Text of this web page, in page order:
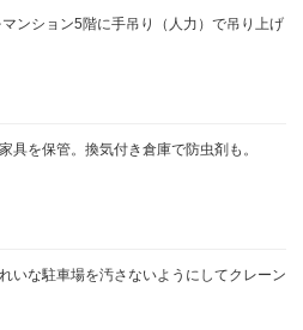
ンション5階に手吊り（人力）で吊り上げ
具を保管。換気付き倉庫で防虫剤も。
いな駐車場を汚さないようにしてクレーン